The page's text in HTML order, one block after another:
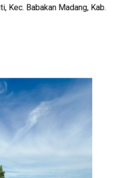
Kec. Babakan Madang, Kab.